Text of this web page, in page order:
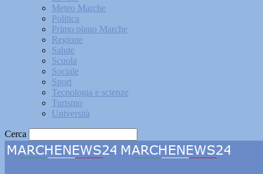
Meteo Marche
Politica
Primo piano Marche
Regione
Salute
Scuola
Sociale
Sport
Tecnologia e scienze
Turismo
Università
Cerca